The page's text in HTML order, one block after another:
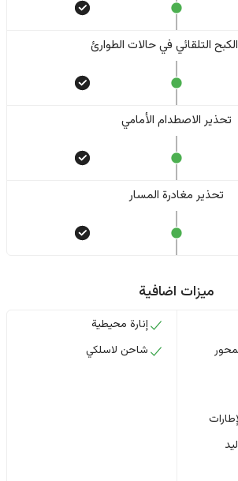
التلقائي في حالات الطوارئ
تحذير الاصطدام الأمامي
تحذير مغادرة المسار
ميزات اضافية
إنارة محيطية
شاحن لاسلكي